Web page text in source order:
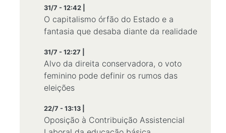
31/7 - 12:42 |
O capitalismo órfão do Estado e a
fantasia que desaba diante da realidade
31/7 - 12:27 |
Alvo da direita conservadora, o voto
feminino pode definir os rumos das
eleições
22/7 - 13:13 |
Oposição à Contribuição Assistencial